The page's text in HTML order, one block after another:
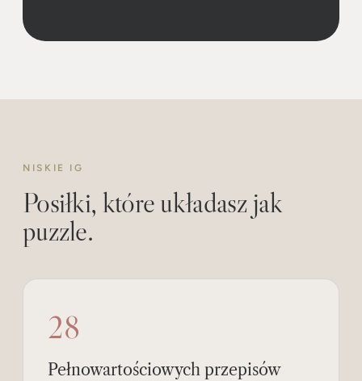
NISKIE IG
Posiłki, które układasz jak
puzzle.
28
Pełnowartościowych przepisów